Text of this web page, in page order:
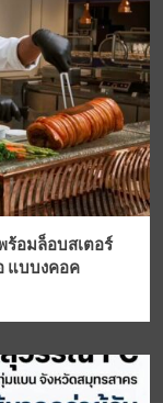
อมล็อบสเตอร์
แบบงคอค